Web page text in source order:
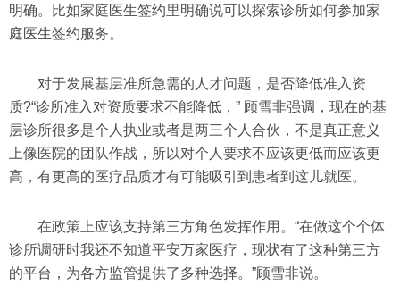
明确。比如家庭医生签约里明确说可以探索诊所如何参加家
庭医生签约服务。
对于发展基层准所急需的人才问题，是否降低准入资
质?“诊所准入对资质要求不能降低，” 顾雪非强调，现在的基
层诊所很多是个人执业或者是两三个人合伙，不是真正意义
上像医院的团队作战，所以对个人要求不应该更低而应该更
高，有更高的医疗品质才有可能吸引到患者到这儿就医。
在政策上应该支持第三方角色发挥作用。“在做这个个体
诊所调研时我还不知道平安万家医疗，现状有了这种第三方
的平台，为各方监管提供了多种选择。”顾雪非说。